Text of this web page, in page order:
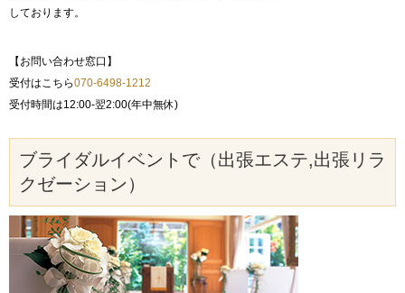
しております。
【お問い合わせ窓口】
受付はこちら070-6498-1212
受付時間は12:00-翌2:00(年中無休)
ブライダルイベントで（出張エステ,出張リラ
クゼーション）